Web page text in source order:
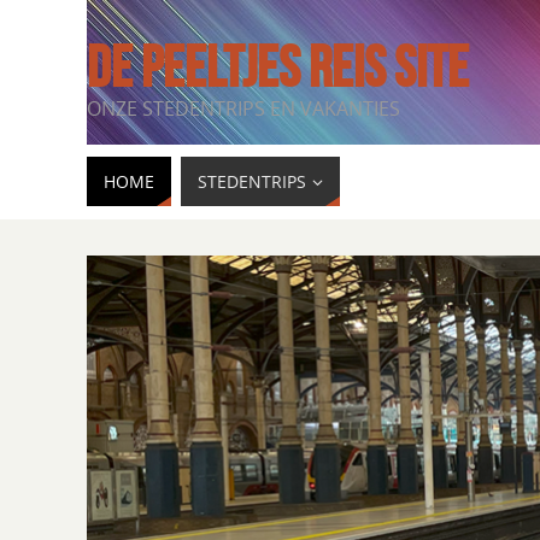
DE PEELTJES REIS SITE
ONZE STEDENTRIPS EN VAKANTIES
HOME STEDENTRIPS